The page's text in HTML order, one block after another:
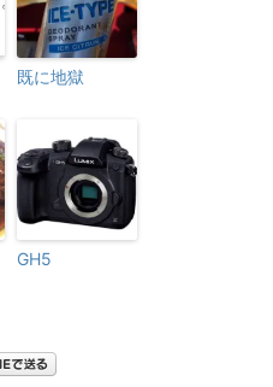
既に地獄
GH5